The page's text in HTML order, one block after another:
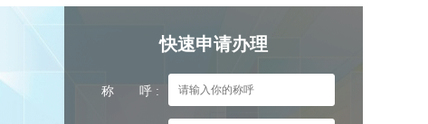
快速申请办理
称 呼 :